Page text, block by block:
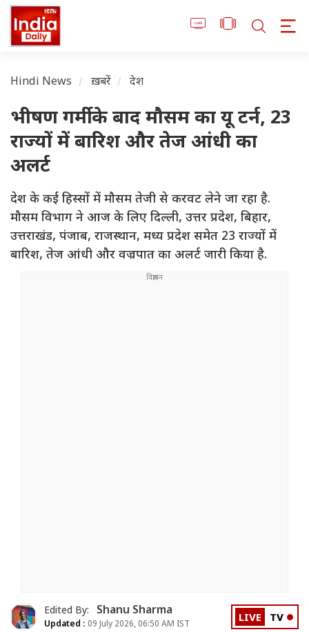
Hindi News ख़बरें देश
भीषण गर्मी के बाद मौसम का यू टर्न, 23
राज्यों में बारिश और तेज आंधी का
अलर्ट
देश के कई हिस्सों में मौसम तेजी से करवट लेने जा रहा है.
मौसम विभाग ने आज के लिए दिल्ली, उत्तर प्रदेश, बिहार,
उत्तराखंड, पंजाब, राजस्थान, मध्य प्रदेश समेत 23 राज्यों में
बारिश, तेज आंधी और वज्रपात का अलर्ट जारी किया है.
Edited By: Shanu Sharma
Updated : 09 July 2026, 06:50 AM IST LIVE TV